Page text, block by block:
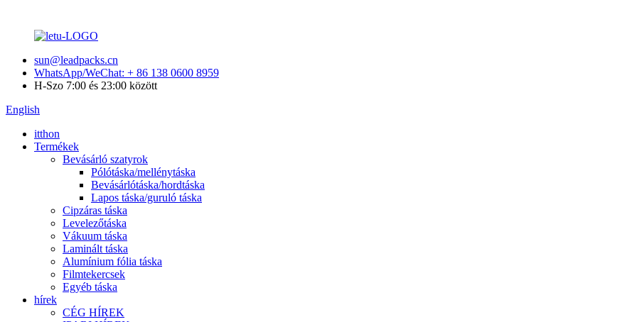
sun@leadpacks.cn
WhatsApp/WeChat: + 86 138 0600 8959
H-Szo 7:00 és 23:00 között
English
itthon
Termékek
Bevásárló szatyrok
Pólótáska/mellénytáska
Bevásárlótáska/hordtáska
Lapos táska/guruló táska
Cipzáras táska
Levelezőtáska
Vákuum táska
Laminált táska
Alumínium fólia táska
Filmtekercsek
Egyéb táska
hírek
CÉG HÍREK